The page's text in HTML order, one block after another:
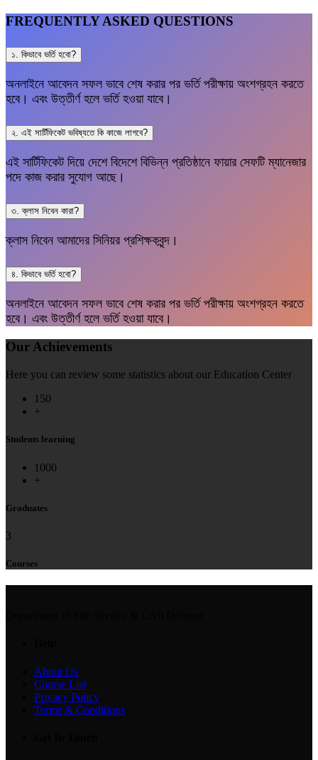
FREQUENTLY ASKED QUESTIONS
১. কিভাবে ভর্তি হবো?
অনলাইনে আবেদন সফল ভাবে শেষ করার পর ভর্তি পরীক্ষায় অংশগ্রহন করতে
হবে। এবং উত্তীর্ণ হলে ভর্তি হওয়া যাবে।
২. এই সার্টিফিকেট ভবিষ্যতে কি কাজে লাগবে?
এই সার্টিফিকেট দিয়ে দেশে বিদেশে বিভিন্ন প্রতিষ্ঠানে ফায়ার সেফটি ম্যানেজার
পদে কাজ করার সুযোগ আছে।
৩. ক্লাস নিবেন কারা?
ক্লাস নিবেন আমাদের সিনিয়র প্রশিক্ষকবৃন্দ।
৪. কিভাবে ভর্তি হবো?
অনলাইনে আবেদন সফল ভাবে শেষ করার পর ভর্তি পরীক্ষায় অংশগ্রহন করতে
হবে। এবং উত্তীর্ণ হলে ভর্তি হওয়া যাবে।
Our Achievements
Here you can review some statistics about our Education Center
150
+
Students learning
1000
+
Graduates
3
Courses
About Us
Course List
Privacy Policy
Terms & Conditions